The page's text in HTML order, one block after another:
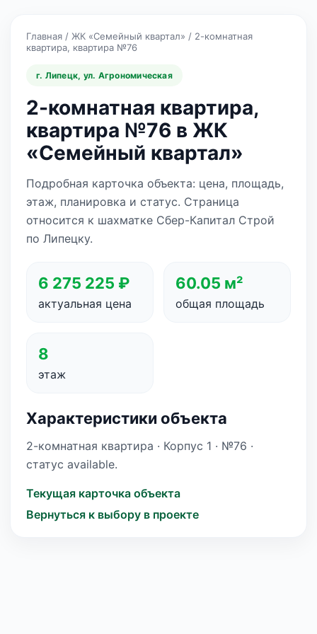
Главная / ЖК «Семейный квартал» / 2-комнатная
квартира, квартира №76
г. Липецк, ул. Агрономическая
2-комнатная квартира,
квартира №76 в ЖК
«Семейный квартал»
Подробная карточка объекта: цена, площадь,
этаж, планировка и статус. Страница
относится к шахматке Сбер-Капитал Строй
по Липецку.
6 275 225 ₽
актуальная цена
60.05 м²
общая площадь
8
этаж
Характеристики объекта
2-комнатная квартира · Корпус 1 · №76 ·
статус available.
Текущая карточка объекта
Вернуться к выбору в проекте